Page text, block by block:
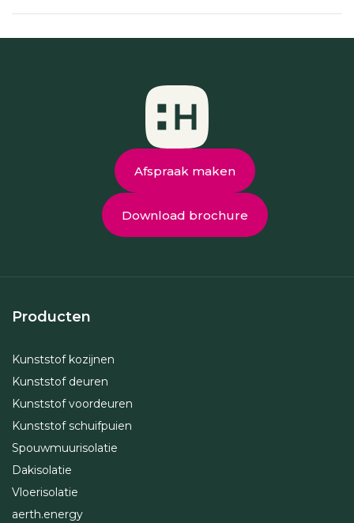
Afspraak maken
Download brochure
Producten
Kunststof kozijnen
Kunststof deuren
Kunststof voordeuren
Kunststof schuifpuien
Spouwmuurisolatie
Dakisolatie
Vloerisolatie
aerth.energy